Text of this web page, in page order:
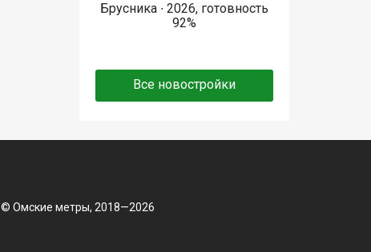
Брусника ∙ 2026, готовность
92%
Все новостройки
© Омские метры, 2018—2026